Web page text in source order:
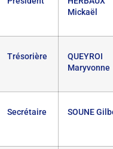
Mickaël
Trésorière
QUEYROI
Maryvonne
Secrétaire SOUNE